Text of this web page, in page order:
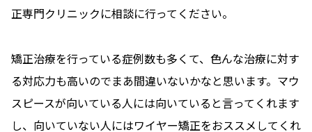
正専門クリニックに相談に行ってください。
矯正治療を行っている症例数も多くて、色んな治療に対す
る対応力も高いのでまあ間違いないかなと思います。マウ
スピースが向いている人には向いていると言ってくれます
し、向いていない人にはワイヤー矯正をおススメしてくれ